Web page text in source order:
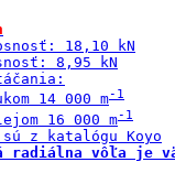
18,10 kN
8,95 kN
14 000 m
16 000 m
radiálna vôľa je